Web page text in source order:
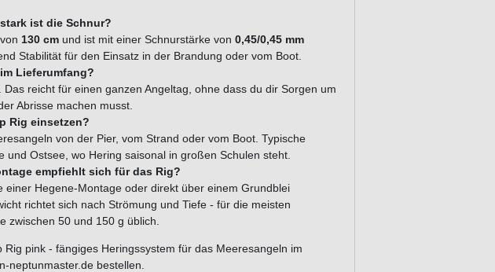
ist die Schnur?
130 cm und ist mit einer Schnurstärke von 0,45/0,45 mm
Stabilität für den Einsatz in der Brandung oder vom Boot.
Lieferumfang?
Das reicht für einen ganzen Angeltag, ohne dass du dir Sorgen um
Abrisse machen musst.
Rig einsetzen?
von der Pier, vom Strand oder vom Boot. Typische
und Ostsee, wo Hering saisonal in großen Schulen steht.
empfiehlt sich für das Rig?
einer Hegene-Montage oder direkt über einem Grundblei
richtet sich nach Strömung und Tiefe - für die meisten
zwischen 50 und 150 g üblich.
Rig pink - fängiges Heringssystem für das Meeresangeln im
neptunmaster.de bestellen.